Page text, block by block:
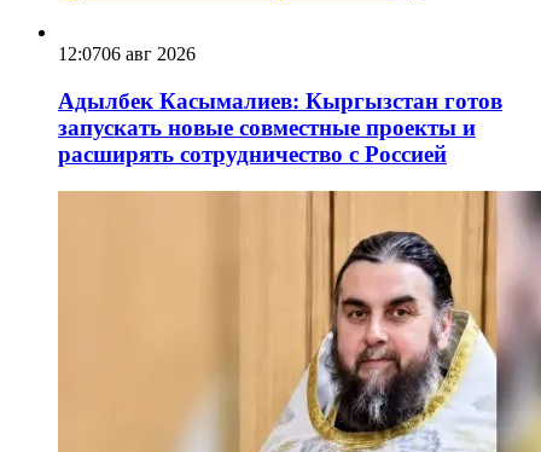
12:0706 авг 2026
Адылбек Касымалиев: Кыргызстан готов
запускать новые совместные проекты и
расширять сотрудничество с Россией